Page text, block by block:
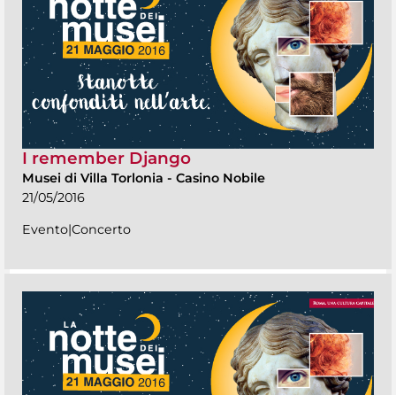
I remember Django
Musei di Villa Torlonia - Casino Nobile
21/05/2016
Evento|Concerto